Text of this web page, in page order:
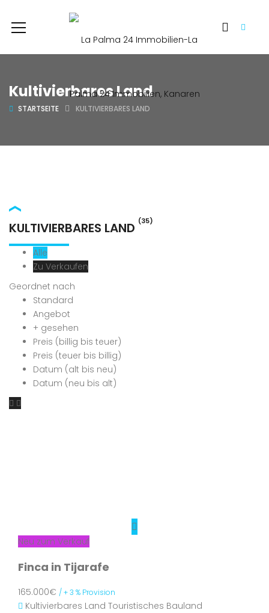
Kultivierbares Land
STARTSEITE KULTIVIERBARES LAND
KULTIVIERBARES LAND (35)
Alle
Zu Verkaufen
Geordnet nach
Standard
Angebot
+ gesehen
Preis (billig bis teuer)
Preis (teuer bis billig)
Datum (alt bis neu)
Datum (neu bis alt)
Neu zum Verkauf
Finca in Tijarafe
165.000€ / + 3 % Provision
Kultivierbares Land Touristisches Bauland